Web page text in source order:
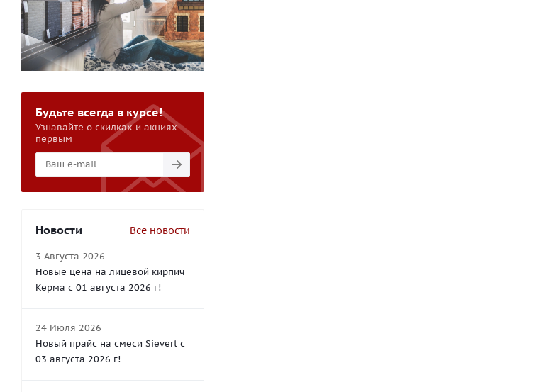
Будьте всегда в курсе!
Узнавайте о скидках и акциях
первым
Новости Все новости
3 Августа 2026
Новые цена на лицевой кирпич
Керма с 01 августа 2026 г!
24 Июля 2026
Новый прайс на смеси Sievert с
03 августа 2026 г!